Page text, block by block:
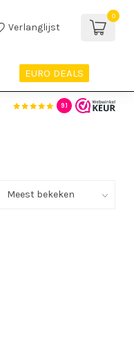
Verlanglijst
0
EURO DEALS
9.1